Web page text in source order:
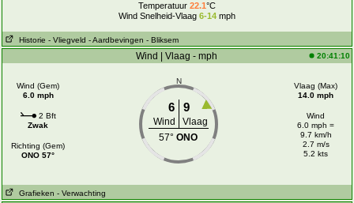
Temperatuur 22.1°C
Wind Snelheid-Vlaag 6-14mph
Historie - Vliegveld - Aardbevingen - Bliksem
Wind | Vlaag - mph 20:41:10
Wind (Gem)
6.0 mph
2 Bft
Zwak
Richting (Gem)
ONO 57°
N
6 9
Wind
Vlaag
57°ONO
Vlaag (Max)
14.0 mph
Wind
6.0 mph =
9.7 km/h
2.7 m/s
5.2 kts
Grafieken - Verwachting